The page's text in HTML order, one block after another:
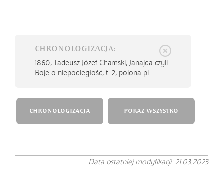
CHRONOLOGIZACJA:
1860, Tadeusz Józef Chamski, Janajda czyli
Boje o niepodległość, t. 2, polona.pl
CHRONOLOGIZACJA POKAŻ WSZYSTKO
Data ostatniej modyfikacji: 21.03.2023